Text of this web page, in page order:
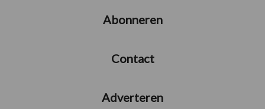
Abonneren
Contact
Adverteren